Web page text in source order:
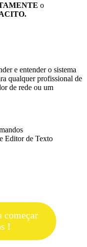
o
e entender o sistema
qualquer profissional de
de rede ou um
Comandos
e Editor de Texto
começar
!